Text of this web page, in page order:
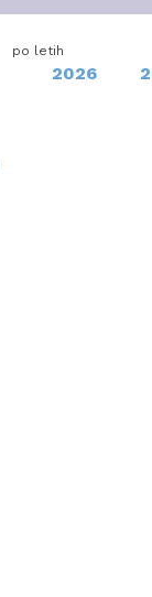
po letih
2026